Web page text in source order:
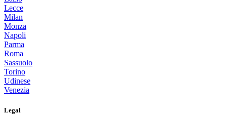
Lecce
Milan
Monza
Napoli
Parma
Roma
Sassuolo
Torino
Udinese
Venezia
Legal